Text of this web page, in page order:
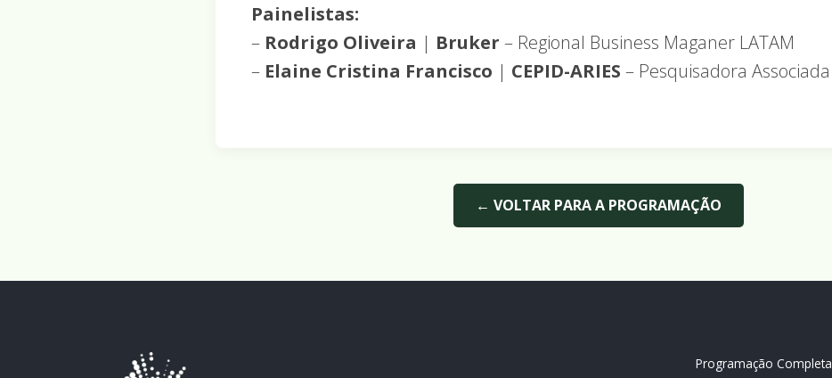
Painelistas:
– Rodrigo Oliveira | Bruker – Regional Business Maganer LATAM
– Elaine Cristina Francisco | CEPID-ARIES – Pesquisadora Associada
← VOLTAR PARA A PROGRAMAÇÃO
Programação Completa